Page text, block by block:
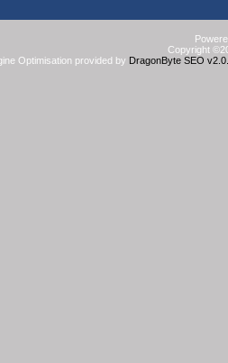
Copyright
Optimisation provided by DragonByte SEO